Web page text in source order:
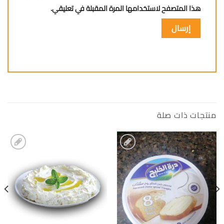
هذا المتصفح لاستخدامها المرة المقبلة في تعليقي.
منتجات ذات صلة
إضافة
الى
المفضلة المفضلة